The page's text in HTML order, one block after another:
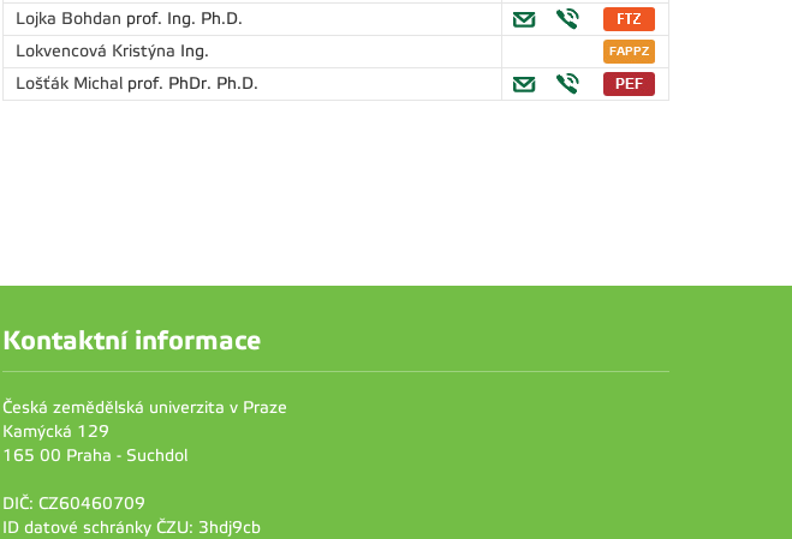
Lojka Bohdan prof. Ing. Ph.D.
Lokvencová Kristýna Ing.
Lošťák Michal prof. PhDr. Ph.D.
Kontaktní informace
Česká zemědělská univerzita v Praze
Kamýcká 129
165 00 Praha - Suchdol
DIČ: CZ60460709
ID datové schránky ČZU: 3hdj9cb